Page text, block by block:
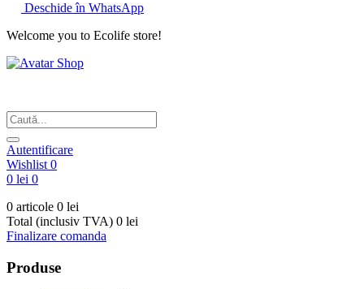
Deschide în WhatsApp
Welcome you to Ecolife store!
Autentificare
Wishlist 0
0 lei 0
0 articole 0 lei
Total (inclusiv TVA) 0 lei
Finalizare comanda
Produse